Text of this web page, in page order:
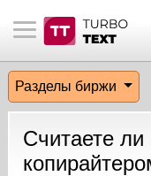
материалы
биржи
пользователи
сообщения
по форуму
Разделы биржи
Считаете